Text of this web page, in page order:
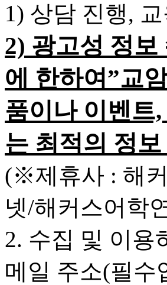
1) 상담 진행,
2) 광고성 정
에 한하여”교
품이나 이벤트
는 최적의 정
(※제휴사 : 해
넷/해커스어학
2. 수집 및 이용
메일 주소(필수